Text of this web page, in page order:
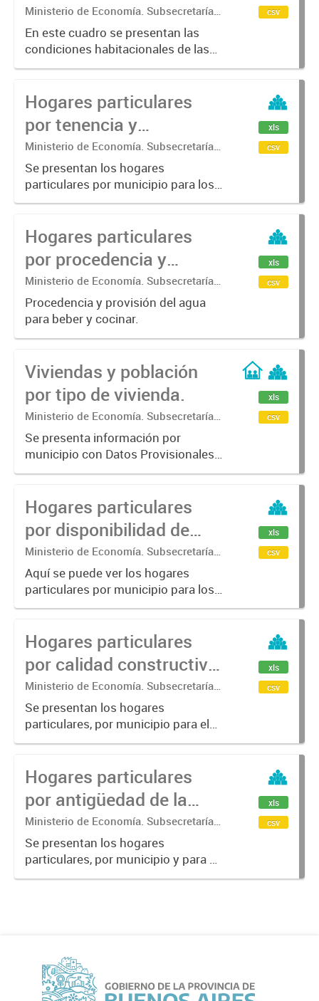
viviendas particulares
ocupadas.
Ministerio de Economía. Subsecretaría
de Coordinación Económica y
Estadística. Dirección Provincial de
Estadística.
En este cuadro se presentan las
condiciones habitacionales de las
viviendas particulares por
2022. Contiene información acerca
de pisos, agua, baños, desagüe...
csv
Hogares particulares
por tenencia y
procedencia del agua
para beber y cocinar.
Ministerio de Economía. Subsecretaría
de Coordinación Económica y
Estadística. Dirección Provincial de
Estadística.
Se presentan los hogares
particulares por municipio para los
años censales 2001 y 2022 según
para beber y cocinar.
xls
csv
Hogares particulares
por procedencia y
provisión del agua para
beber y cocinar.
Ministerio de Economía. Subsecretaría
de Coordinación Económica y
Estadística. Dirección Provincial de
Estadística.
Procedencia y provisión del agua
para beber y cocinar.
xls
csv
Viviendas y población
por tipo de vivienda.
Ministerio de Economía. Subsecretaría
de Coordinación Económica y
Estadística. Dirección Provincial de
Estadística.
Se presenta información por
municipio con Datos Provisionales
del año censal 2022. Las categorías
Población en viviendas particulares,
Viviendas colectivas, Población...
xls
csv
Hogares particulares
por disponibilidad de
bienes.
Ministerio de Economía. Subsecretaría
de Coordinación Económica y
Estadística. Dirección Provincial de
Estadística.
Aquí se puede ver los hogares
particulares por municipio para los
años censales 2001 y 2010 según
Heladera y Computadora.
xls
csv
Hogares particulares
por calidad constructiva
de la vivienda .
Ministerio de Economía. Subsecretaría
de Coordinación Económica y
Estadística. Dirección Provincial de
Estadística.
Se presentan los hogares
particulares, por municipio para el
año 2010 por: Calidad constructiva
indicador se construye a partir de la
calidad de los materiales...
xls
csv
Hogares particulares
por antigüedad de la
vivienda.
Ministerio de Economía. Subsecretaría
de Coordinación Económica y
Estadística. Dirección Provincial de
Estadística.
Se presentan los hogares
particulares, por municipio y para el
año 2010, según la antigüedad en
xls
csv